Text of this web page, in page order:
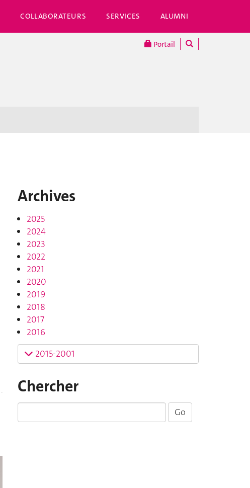
COLLABORATEURS SERVICES ALUMNI
Portail
Archives
2025
2024
2023
2022
2021
2020
2019
2018
2017
2016
2015-2001
Chercher